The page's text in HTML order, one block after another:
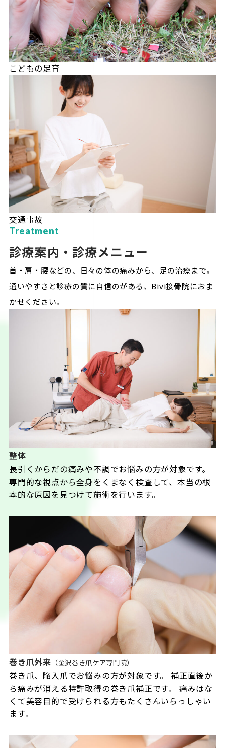
こどもの足育
交通事故
Treatment
診療案内・診療メニュー
首・肩・腰などの、日々の体の痛みから、足の治療まで。
通いやすさと診療の質に自信のがある、Bivi接骨院におま
かせください。
整体
長引くからだの痛みや不調でお悩みの方が対象です。
専門的な視点から全身をくまなく検査して、本当の根
本的な原因を見つけて施術を行います。
巻き爪外来 （金沢巻き爪ケア専門院）
巻き爪、陥入爪でお悩みの方が対象です。 補正直後か
ら痛みが消える特許取得の巻き爪補正です。 痛みはな
くて美容目的で受けられる方もたくさんいらっしゃい
ます。